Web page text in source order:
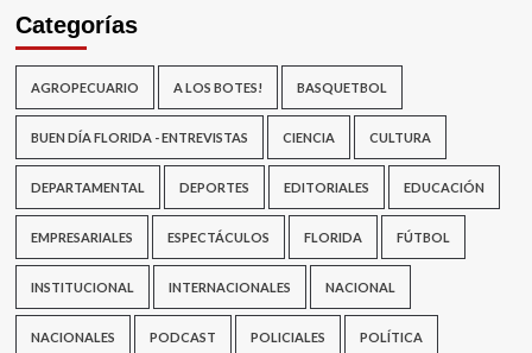
Categorías
AGROPECUARIO A LOS BOTES! BASQUETBOL
BUEN DÍA FLORIDA - ENTREVISTAS CIENCIA CULTURA
DEPARTAMENTAL DEPORTES EDITORIALES EDUCACIÓN
EMPRESARIALES ESPECTÁCULOS FLORIDA FÚTBOL
INSTITUCIONAL INTERNACIONALES NACIONAL
NACIONALES PODCAST POLICIALES POLÍTICA